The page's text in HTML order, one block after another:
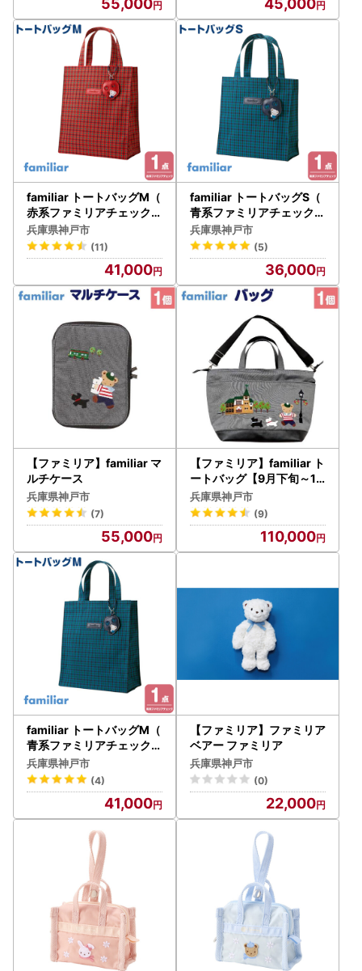
familiar トートバッグM（
赤系ファミリアチェック）
【2026年11月下旬～12月
下旬頃目安にお届け予定】
●
兵庫県神戸市
(11)
41,000
familiar トートバッグS（
青系ファミリアチェック）
【2026年10月下旬～11月
下旬頃目安にお届け予定】
●
兵庫県神戸市
(5)
36,000
【ファミリア】familiar マ
ルチケース
兵庫県神戸市
(7)
55,000
【ファミリア】familiar ト
ートバッグ【9月下旬～10
月下旬頃目安にお届け予定
】
兵庫県神戸市
(9)
110,000
familiar トートバッグM（
青系ファミリアチェック）
【2026年12月下旬～202
07年1月下旬頃目安にお届
け予定】●
兵庫県神戸市
(4)
41,000
【ファミリア】ファミリア
ベアー ファミリア
兵庫県神戸市
(0)
22,000